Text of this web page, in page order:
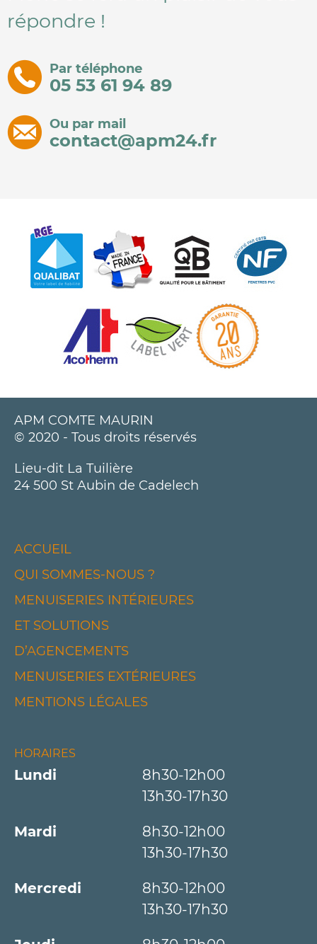
répondre !
Par téléphone
05 53 61 94 89
Ou par mail
contact@apm24.fr
APM COMTE MAURIN
© 2020 - Tous droits réservés
Lieu-dit La Tuilière
24 500 St Aubin de Cadelech
ACCUEIL
QUI SOMMES-NOUS ?
MENUISERIES INTÉRIEURES
ET SOLUTIONS
D’AGENCEMENTS
MENUISERIES EXTÉRIEURES
MENTIONS LÉGALES
HORAIRES
Lundi
8h30-12h00
13h30-17h30
Mardi
8h30-12h00
13h30-17h30
Mercredi
8h30-12h00
13h30-17h30